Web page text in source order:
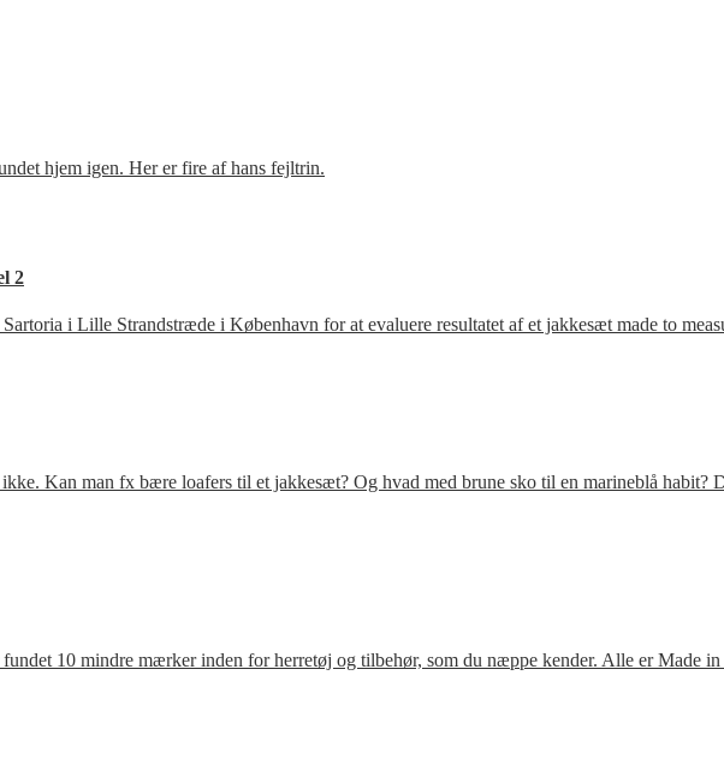
hjem igen. Her er fire af hans fejltrin.
2
i Lille Strandstræde i København for at evaluere resultatet af et jakkesæt made to
Kan man fx bære loafers til et jakkesæt? Og hvad med brune sko til en marineblå
10 mindre mærker inden for herretøj og tilbehør, som du næppe kender. Alle er Made